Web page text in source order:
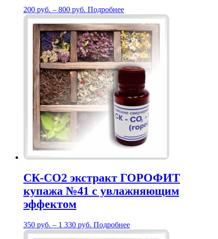
200 руб. – 800 руб. Подробнее
СК-СО2 экстракт ГОРОФИТ
купажа №41 с увлажняющим
эффектом
350 руб. – 1 330 руб. Подробнее